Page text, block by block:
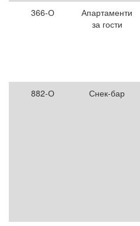
366-О
Апартаменти
за гости
882-О
Снек-бар